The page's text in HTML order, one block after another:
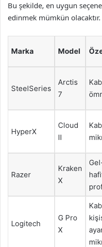
Bu şekilde, en uygun
edinmek mümkün olacaktır.
Marka Model
SteelSeries
Arctis
7
HyperX
Cloud
II
Razer
Kraken
X
Logitech
G Pro
X